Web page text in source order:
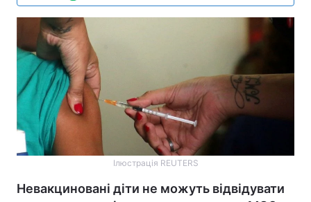
Ілюстрація REUTERS
Невакциновані діти не можуть відвідувати